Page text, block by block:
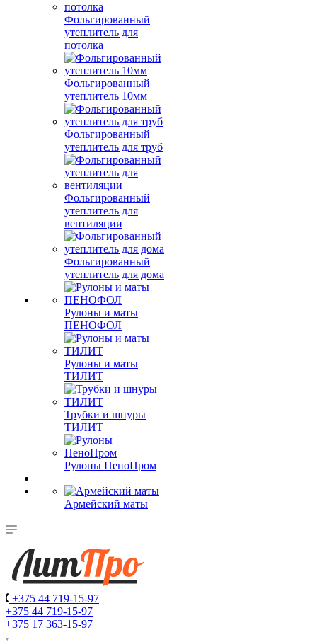
Фольгированный
утеплитель для
потолка
Фольгированный
утеплитель 10мм
Фольгированный
утеплитель для труб
Фольгированный
утеплитель для
вентиляции
Фольгированный
утеплитель для дома
Рулоны и маты
ПЕНОФОЛ
Рулоны и маты
ТИЛИТ
Трубки и шнуры
ТИЛИТ
Рулоны ПеноПром
Армейский маты
+375 44 719-15-97
+375 44 719-15-97
+375 17 363-15-97